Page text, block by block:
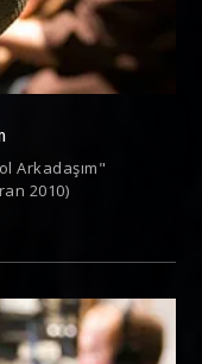
Arkadaşım"
2010)